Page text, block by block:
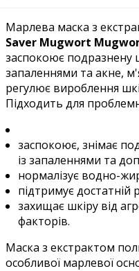
Марлева маска з
Saver Mugwort
заспокоює подразнену
запаленнями та акне,
регулює вироблення
Підходить для
заспокоює, знімає
із запаленнями та
нормалізує водно-
підтримує достатній
захищає шкіру від
факторів.
Маска з екстрактом
особливої марлевої